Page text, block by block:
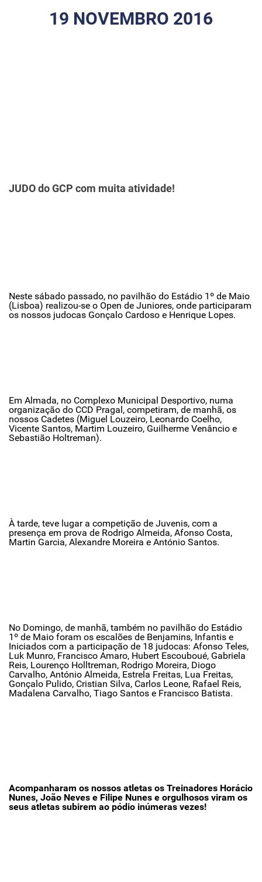
19 NOVEMBRO 2016
JUDO do GCP com muita atividade!
Neste sábado passado, no pavilhão do Estádio 1º de Maio
(Lisboa) realizou-se o Open de Juniores, onde participaram
os nossos judocas Gonçalo Cardoso e Henrique Lopes.
Em Almada, no Complexo Municipal Desportivo, numa
organização do CCD Pragal, competiram, de manhã, os
nossos Cadetes (Miguel Louzeiro, Leonardo Coelho,
Vicente Santos, Martim Louzeiro, Guilherme Venâncio e
Sebastião Holtreman).
À tarde, teve lugar a competição de Juvenis, com a
presença em prova de Rodrigo Almeida, Afonso Costa,
Martin Garcia, Alexandre Moreira e António Santos.
No Domingo, de manhã, também no pavilhão do Estádio
1º de Maio foram os escalões de Benjamins, Infantis e
Iniciados com a participação de 18 judocas: Afonso Teles,
Luk Munro, Francisco Amaro, Hubert Escouboué, Gabriela
Reis, Lourenço Holltreman, Rodrigo Moreira, Diogo
Carvalho, António Almeida, Estrela Freitas, Lua Freitas,
Gonçalo Pulido, Cristian Silva, Carlos Leone, Rafael Reis,
Madalena Carvalho, Tiago Santos e Francisco Batista.
Acompanharam os nossos atletas os Treinadores Horácio
Nunes, João Neves e Filipe Nunes e orgulhosos viram os
seus atletas subirem ao pódio inúmeras vezes!